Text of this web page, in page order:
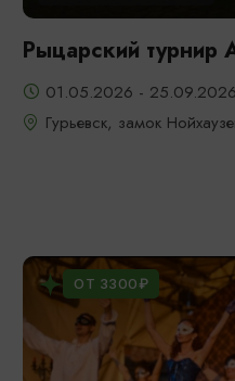
Рыцарский турнир
01.05.2026 -
Гурьевск, замок
ОТ 3300₽